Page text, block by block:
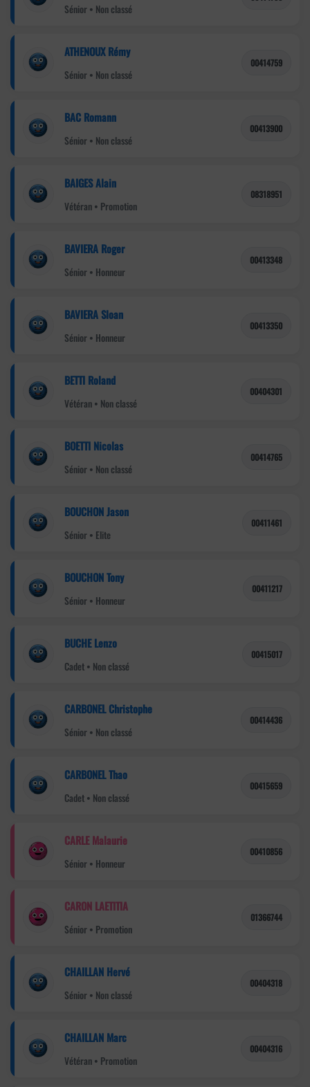
Sénior • Non classé
ATHENOUX Rémy
Sénior • Non classé
00414759
BAC Romann
Sénior • Non classé
00413900
BAIGES Alain
Vétéran • Promotion
08318951
BAVIERA Roger
Sénior • Honneur
00413348
BAVIERA Sloan
Sénior • Honneur
00413350
BETTI Roland
Vétéran • Non classé
00404301
BOETTI Nicolas
Sénior • Non classé
00414765
BOUCHON Jason
Sénior • Elite
00411461
BOUCHON Tony
Sénior • Honneur
00411217
BUCHE Lenzo
Cadet • Non classé
00415017
CARBONEL Christophe
Sénior • Non classé
00414436
CARBONEL Thao
Cadet • Non classé
00415659
CARLE Malaurie
Sénior • Honneur
00410856
CARON LAETITIA
Sénior • Promotion
01366744
CHAILLAN Hervé
Sénior • Non classé
00404318
CHAILLAN Marc
Vétéran • Promotion
00404316